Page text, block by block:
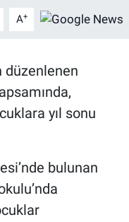
A+
düzenlenen
yıl sonu
bulunan